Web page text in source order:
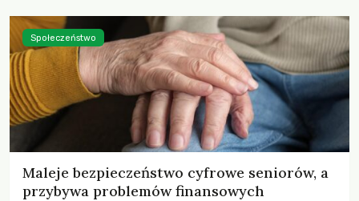
Maleje bezpieczeństwo cyfrowe seniorów, a
przybywa problemów finansowych
Społeczeństwo